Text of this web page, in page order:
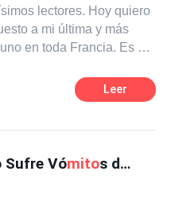
lectores. Hoy quiero
a mi última y más
en toda Francia. Es un
estoy pensando en mi
ambientada en la
el desamor y sus
demostrar que,
se encuentra una
no quieren aceptar o se
Leer
Sufre Vómitos del Embarazo